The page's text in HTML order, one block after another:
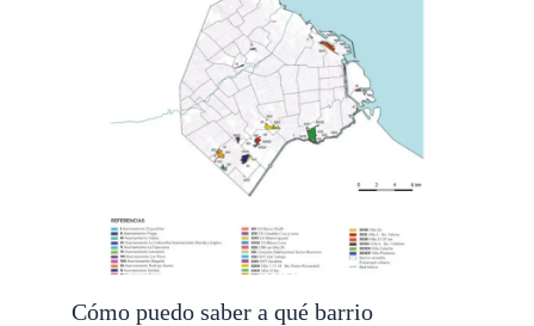
Cómo puedo saber a qué barrio